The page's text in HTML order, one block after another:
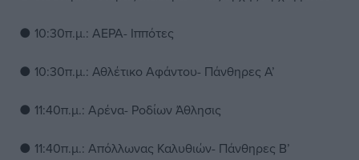
● 10:30π.μ.: ΑΕΡΑ- Ιππότες
● 10:30π.μ.: Αθλέτικο Αφάντου- Πάνθηρες Α’
● 11:40π.μ.: Αρένα- Ροδίων Άθλησις
● 11:40π.μ.: Απόλλωνας Καλυθιών- Πάνθηρες Β’